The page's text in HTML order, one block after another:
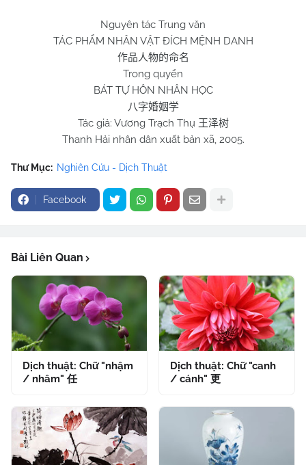
Nguyên tác Trung văn
TÁC PHẨM NHÂN VẬT ĐÍCH MỆNH DANH
作品人物的命名
Trong quyển
BÁT TỰ HÔN NHÂN HỌC
八字婚姻学
Tác giả: Vương Trạch Thụ 王泽树
Thanh Hải nhân dân xuất bản xã, 2005.
Thư Mục: Nghiên Cứu - Dịch Thuật
Facebook
Bài Liên Quan
Dịch thuật: Chữ "nhậm
/ nhâm" 任
Dịch thuật: Chữ "canh
/ cánh" 更